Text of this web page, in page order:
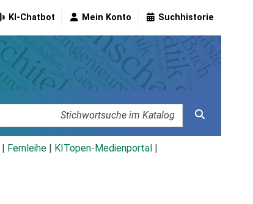
KI-Chatbot Mein Konto Suchhistorie
Fernleihe KITopen-Medienportal